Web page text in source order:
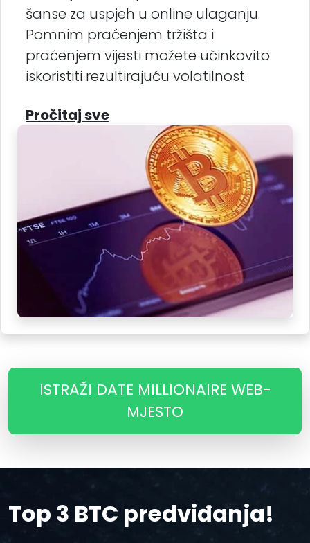
šanse za uspjeh u online ulaganju.
Pomnim praćenjem tržišta i
praćenjem vijesti možete učinkovito
iskoristiti rezultirajuću volatilnost.
Pročitaj sve
ISTRAŽI DATE MILLIONAIRE WEB-
MJESTO
Top 3 BTC predviđanja!